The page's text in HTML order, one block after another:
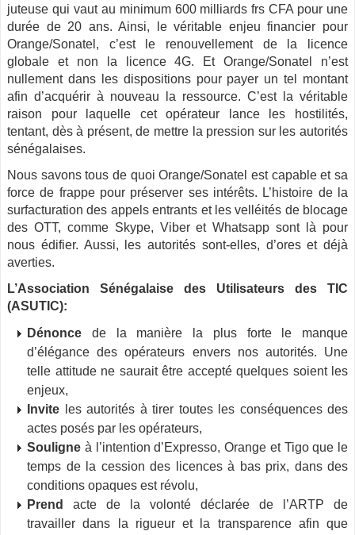
juteuse qui vaut au minimum 600 milliards frs CFA pour une
durée de 20 ans. Ainsi, le véritable enjeu financier pour
Orange/Sonatel, c’est le renouvellement de la licence
globale et non la licence 4G. Et Orange/Sonatel n’est
nullement dans les dispositions pour payer un tel montant
afin d’acquérir à nouveau la ressource. C’est la véritable
raison pour laquelle cet opérateur lance les hostilités,
tentant, dès à présent, de mettre la pression sur les autorités
sénégalaises.
Nous savons tous de quoi Orange/Sonatel est capable et sa
force de frappe pour préserver ses intérêts. L’histoire de la
surfacturation des appels entrants et les velléités de blocage
des OTT, comme Skype, Viber et Whatsapp sont là pour
nous édifier. Aussi, les autorités sont-elles, d’ores et déjà
averties.
L’Association Sénégalaise des Utilisateurs des TIC
(ASUTIC)­:
Dénonce de la manière la plus forte le manque
d’élégance des opérateurs envers nos autorités. Une
telle attitude ne saurait être accepté quelques soient les
enjeux,
Invite les autorités à tirer toutes les conséquences des
actes posés par les opérateurs,
Souligne à l’intention d’Expresso, Orange et Tigo que le
temps de la cession des licences à bas prix, dans des
conditions opaques est révolu,
Prend
acte de la volonté déclarée de l’ARTP de
travailler dans la rigueur et la transparence afin que